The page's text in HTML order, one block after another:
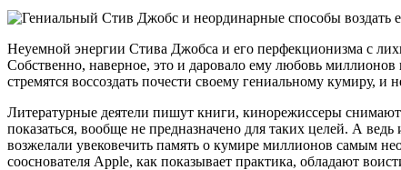
Неуемной энергии Стива Джобса и его перфекционизма с
Собственно, наверное, это и даровало ему любовь
стремятся воссоздать почести своему гениальному кумиру,
Литературные деятели пишут книги, кинорежиссеры
показаться, вообще не предназначено для таких целей. А
возжелали увековечить память о кумире миллионов самым
сооснователя Apple, как показывает практика, обладают